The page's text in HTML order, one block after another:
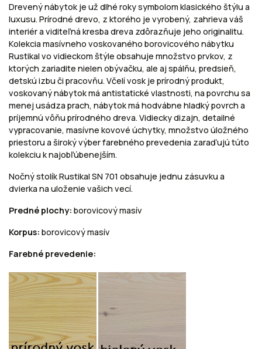
Drevený nábytok je už dlhé roky symbolom klasického štýlu a
luxusu. Prírodné drevo, z ktorého je vyrobený, zahrieva váš
interiér a viditeľná kresba dreva zdôrazňuje jeho originalitu.
Kolekcia masívneho voskovaného borovicového nábytku
Rustikal vo vidieckom štýle obsahuje množstvo prvkov, z
ktorých zariadite nielen obývačku, ale aj spálňu, predsieň,
detskú izbu či pracovňu. Včelí vosk je prírodný produkt,
voskovaný nábytok má antistatické vlastnosti, na povrchu sa
menej usádza prach, nábytok má hodvábne hladký povrch a
príjemnú vôňu prírodného dreva. Vidiecky dizajn, detailné
vypracovanie, masívne kovové úchytky, množstvo úložného
priestoru a široký výber farebného prevedenia zaraďujú túto
kolekciu k najobľúbenejším.
Nočný stolík Rustikal SN 701 obsahuje jednu zásuvku a
dvierka na uloženie vašich vecí.
Predné plochy:borovicový masív
Korpus:borovicový masív
Farebné prevedenie: